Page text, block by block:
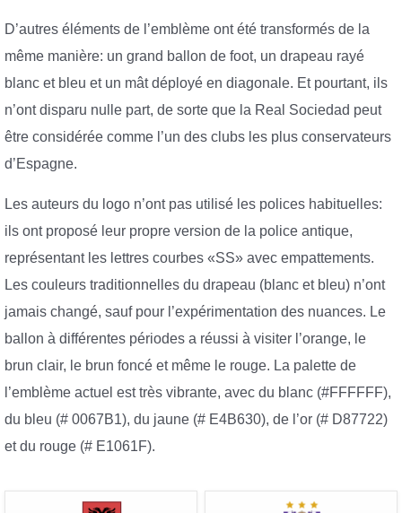
D’autres éléments de l’emblème ont été transformés de la
même manière: un grand ballon de foot, un drapeau rayé
blanc et bleu et un mât déployé en diagonale. Et pourtant, ils
n’ont disparu nulle part, de sorte que la Real Sociedad peut
être considérée comme l’un des clubs les plus conservateurs
d’Espagne.
Les auteurs du logo n’ont pas utilisé les polices habituelles:
ils ont proposé leur propre version de la police antique,
représentant les lettres courbes «SS» avec empattements.
Les couleurs traditionnelles du drapeau (blanc et bleu) n’ont
jamais changé, sauf pour l’expérimentation des nuances. Le
ballon à différentes périodes a réussi à visiter l’orange, le
brun clair, le brun foncé et même le rouge. La palette de
l’emblème actuel est très vibrante, avec du blanc (#FFFFFF),
du bleu (# 0067B1), du jaune (# E4B630), de l’or (# D87722)
et du rouge (# E1061F).